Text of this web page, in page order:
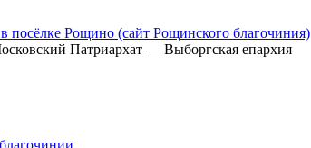
посёлке Рощино (сайт Рощинского благочиния)
Патриархат — Выборгская епархия